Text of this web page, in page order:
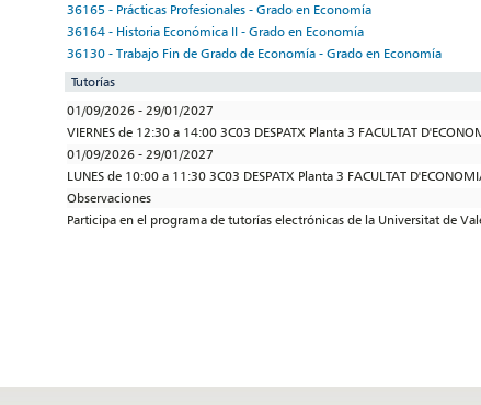
36165 - Prácticas Profesionales - Grado en Economía
36164 - Historia Económica II - Grado en Economía
36130 - Trabajo Fin de Grado de Economía - Grado en Economía
Tutorías
01/09/2026 - 29/01/2027
VIERNES de 12:30 a 14:00 3C03 DESPATX Planta 3 FACULTAT
01/09/2026 - 29/01/2027
LUNES de 10:00 a 11:30 3C03 DESPATX Planta 3 FACULTAT
Observaciones
Participa en el programa de tutorías electrónicas de la Universitat de